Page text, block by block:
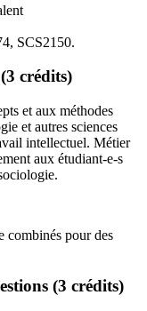
SCS2150.
crédits)
et aux méthodes
et autres sciences
intellectuel. Métier
aux étudiant-e-s
combinés pour des
(3 crédits)